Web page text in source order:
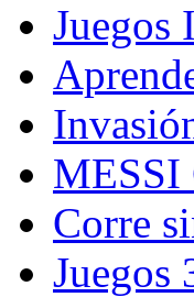
Juegos
MESSI
Corre
Juegos